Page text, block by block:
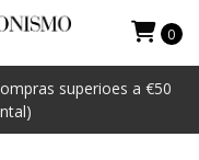
superioes a €50
0